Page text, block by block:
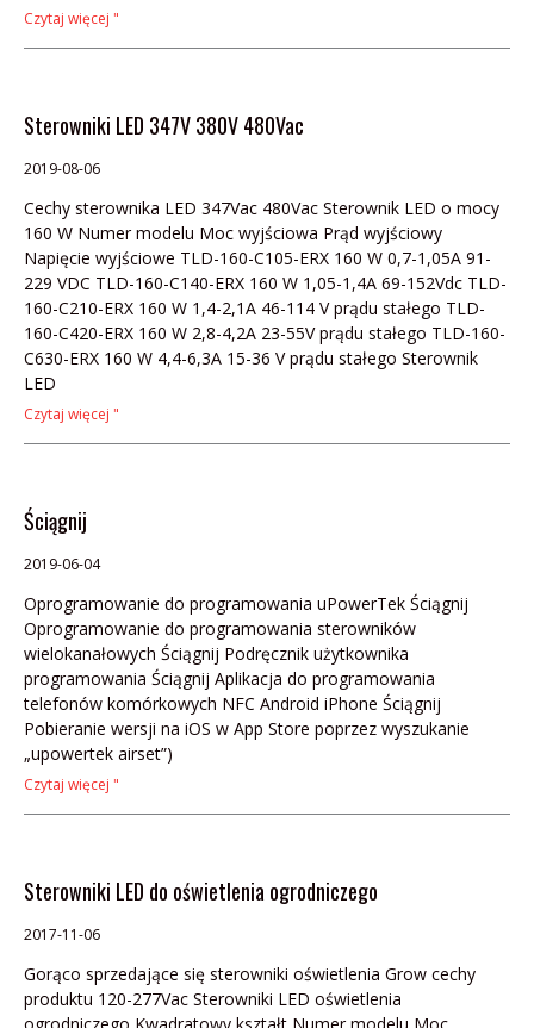
Czytaj więcej "
Sterowniki LED 347V 380V 480Vac
2019-08-06
Cechy sterownika LED 347Vac 480Vac Sterownik LED o mocy
160 W Numer modelu Moc wyjściowa Prąd wyjściowy
Napięcie wyjściowe TLD-160-C105-ERX 160 W 0,7-1,05A 91-
229 VDC TLD-160-C140-ERX 160 W 1,05-1,4A 69-152Vdc TLD-
160-C210-ERX 160 W 1,4-2,1A 46-114 V prądu stałego TLD-
160-C420-ERX 160 W 2,8-4,2A 23-55V prądu stałego TLD-160-
C630-ERX 160 W 4,4-6,3A 15-36 V prądu stałego Sterownik
LED
Czytaj więcej "
Ściągnij
2019-06-04
Oprogramowanie do programowania uPowerTek Ściągnij
Oprogramowanie do programowania sterowników
wielokanałowych Ściągnij Podręcznik użytkownika
programowania Ściągnij Aplikacja do programowania
telefonów komórkowych NFC Android iPhone Ściągnij
Pobieranie wersji na iOS w App Store poprzez wyszukanie
„upowertek airset”)
Czytaj więcej "
Sterowniki LED do oświetlenia ogrodniczego
2017-11-06
Gorąco sprzedające się sterowniki oświetlenia Grow cechy
produktu 120-277Vac Sterowniki LED oświetlenia